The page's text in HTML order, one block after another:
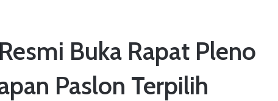
Buka Rapat Pleno
Paslon Terpilih